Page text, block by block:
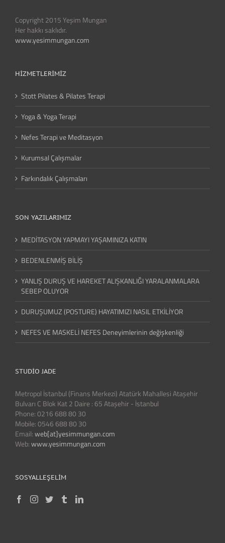
Copyright 2015 Yeşim Mungan
Her hakkı saklıdır.
www.yesimmungan.com
HIZMETLERIMIZ
Stott Pilates & Pilates Terapi
Yoga & Yoga Terapi
Nefes Terapi ve Meditasyon
Kurumsal Çalışmalar
Farkındalık Çalışmaları
SON YAZILARIMIZ
MEDİTASYON YAPMAYI YAŞAMINIZA KATIN
BEDENLENMİŞ BİLİŞ
YANLIŞ DURUŞ VE HAREKET ALIŞKANLIĞI YARALANMALARA
SEBEP OLUYOR
DURUŞUMUZ (POSTURE) HAYATIMIZI NASIL ETKİLİYOR
NEFES VE MASKELİ NEFES Deneyimlerinin değişkenliği
STUDIO JADE
Metropol İstanbul (Finans Merkezi) Atatürk Mahallesi Ataşehir
Bulvarı C Blok Kat 2 Daire : 65 Ataşehir - İstanbul
Phone: 0216 688 80 30
Mobile: 0546 688 80 30
Email:web[at]yesimmungan.com
Web:www.yesimmungan.com
SOSYALLEŞELIM